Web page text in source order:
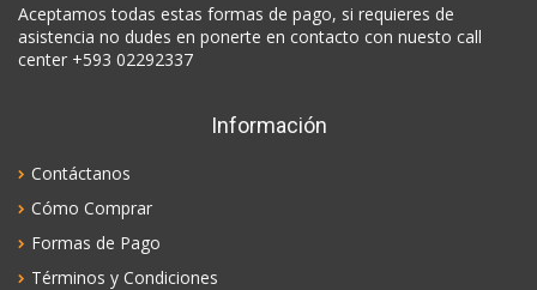
Aceptamos todas estas formas de pago, si requieres de
asistencia no dudes en ponerte en contacto con nuesto call
center +593 02292337
Información
Contáctanos
Cómo Comprar
Formas de Pago
Términos y Condiciones